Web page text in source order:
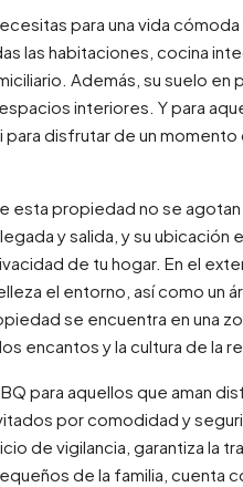
para una vida
las habitaciones, cocina
Además, su suelo en
interiores. Y para
disfrutar de un momento
propiedad no se agotan
y salida, y su ubicación
de tu hogar. En el
el entorno, así como un
se encuentra en una
encantos y la cultura de la
para aquellos que aman
por comodidad y
de vigilancia, garantiza la
de la familia, cuenta